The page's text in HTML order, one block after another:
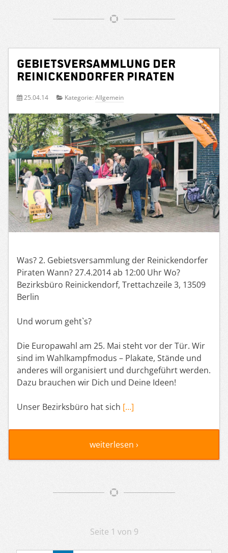
Gebietsversammlung der
Reinickendorfer Piraten
25.04.14 Kategorie: Allgemein
Was? 2. Gebietsversammlung der Reinickendorfer
Piraten Wann? 27.4.2014 ab 12:00 Uhr Wo?
Bezirksbüro Reinickendorf, Trettachzeile 3, 13509
Berlin
Und worum geht`s?
Die Europawahl am 25. Mai steht vor der Tür. Wir
sind im Wahlkampfmodus – Plakate, Stände und
anderes will organisiert und durchgeführt werden.
Dazu brauchen wir Dich und Deine Ideen!
Unser Bezirksbüro hat sich […]
weiterlesen ›
Artikelnavigation
Seite 1 von 9